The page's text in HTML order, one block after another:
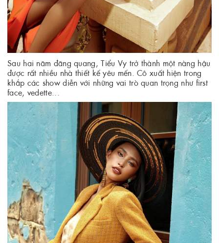
Sau hai năm đăng quang, Tiểu Vy trở thành một nàng hậu
được rất nhiều nhà thiết kế yêu mến. Cô xuất hiện trong
khắp các show diễn với những vai trò quan trọng như first
face, vedette...